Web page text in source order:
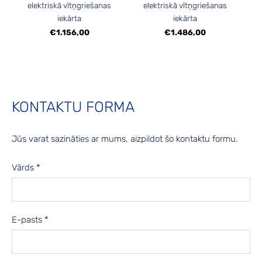
elektriskā vītņgriešanas
iekārta
€1.156,00
elektriskā vītņgriešanas
iekārta
€1.486,00
KONTAKTU FORMA
Jūs varat sazināties ar mums, aizpildot šo kontaktu formu.
Vārds *
E-pasts *